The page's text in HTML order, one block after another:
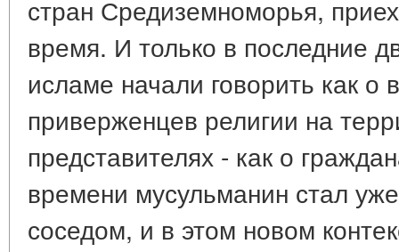
стран Средиземноморья,
время. И только в последние
исламе начали говорить как о
приверженцев религии на
представителях - как о
времени мусульманин стал
соседом, и в этом новом